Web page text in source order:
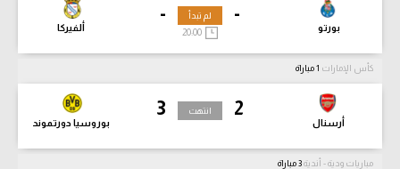
-
بورتو
-
ألفيركا
لم تبدأ
كأس الإمارات
2
أرسنال
3
بوروسيا دورتموند
انتهت
مباريات ودية - أندية